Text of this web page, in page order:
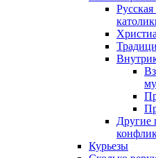
Другие
Курьезы